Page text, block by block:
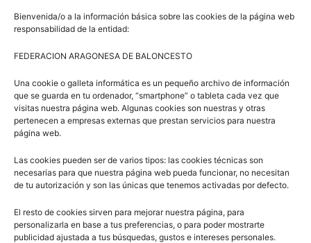
Bienvenida/o a la información básica sobre las cookies de la página web
responsabilidad de la entidad:
FEDERACION ARAGONESA DE BALONCESTO
Una cookie o galleta informática es un pequeño archivo de información
que se guarda en tu ordenador, “smartphone” o tableta cada vez que
visitas nuestra página web. Algunas cookies son nuestras y otras
pertenecen a empresas externas que prestan servicios para nuestra
página web.
Las cookies pueden ser de varios tipos: las cookies técnicas son
necesarias para que nuestra página web pueda funcionar, no necesitan
de tu autorización y son las únicas que tenemos activadas por defecto.
El resto de cookies sirven para mejorar nuestra página, para
personalizarla en base a tus preferencias, o para poder mostrarte
publicidad ajustada a tus búsquedas, gustos e intereses personales.
Artículos relacionados
Campus Baloncesto Villanúa 2026